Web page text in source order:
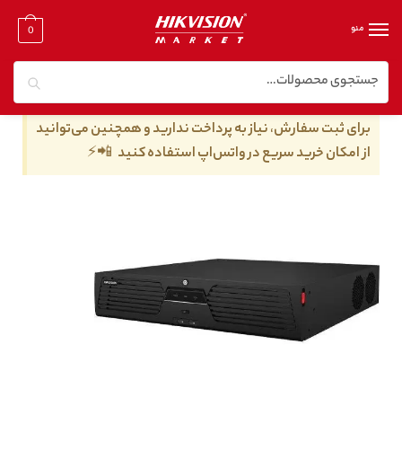
منو 0
خانه / دستگاه nvr هایک ویژن
برای ثبت سفارش، نیاز به پرداخت ندارید و همچنین می‌توانید
از امکان خرید سریع در واتس‌اپ استفاده کنید 📲⚡